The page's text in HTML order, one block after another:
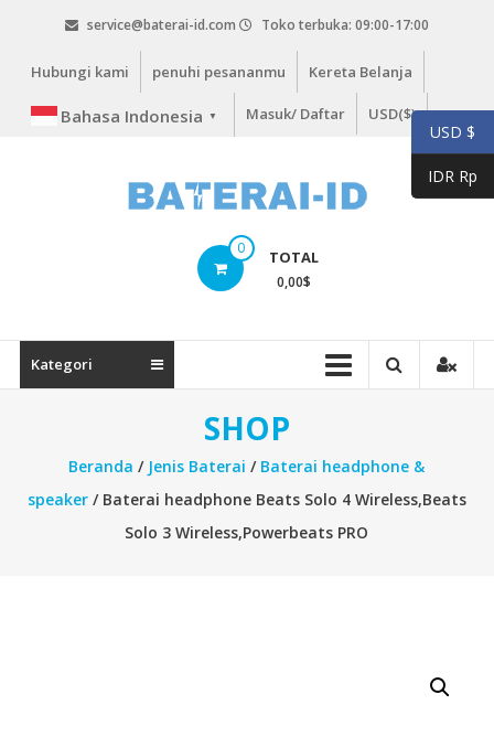
service@baterai-id.com Toko terbuka: 09:00-17:00
Hubungi kami penuhi pesananmu Kereta Belanja
Bahasa Indonesia ▼ Masuk/ Daftar USD($)
id.com
0 TOTAL
0,00$
Kategori
SHOP
Beranda / Jenis Baterai / Baterai headphone &
speaker/ Baterai headphone Beats Solo 4 Wireless,Beats
Solo 3 Wireless,Powerbeats PRO
USD $
IDR Rp